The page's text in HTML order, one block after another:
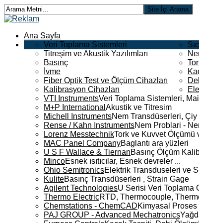
Ana Sayfa
Veri Toplama Sistemleri
Titreşim ve Akustik Yazılımları
Basınç
İvme
Fiber Optik Test ve Ölçüm Cihazları
Kalibrasyon Cihazları
VTI InstrumentsVeri Toplama Sistemleri,
M+P International Akustik ve Titresim
Michell InstrumentsNem Transdüserleri, Çiy
Rense / Kahn InstrumentsNem Problari -
Lorenz MesstechnikTork ve Kuvvet Ölçümü
MAC Panel CompanyBaglantı ara yüzleri
U S F Wallace & TiernanBasınç Ölçüm
MincoEsnek ısıtıcılar, Esnek devreler ...
Ohio SemitronicsElektrik Transduseleri ve
KuliteBasınç Transdüserleri , Strain Gage
Agilent TechnologiesU Serisi Veri Toplama
Thermo ElectricRTD, Thermocouple,
Chemstations - ChemCADKimyasal Proses
PAJ GROUP - Advanced Mechatronics